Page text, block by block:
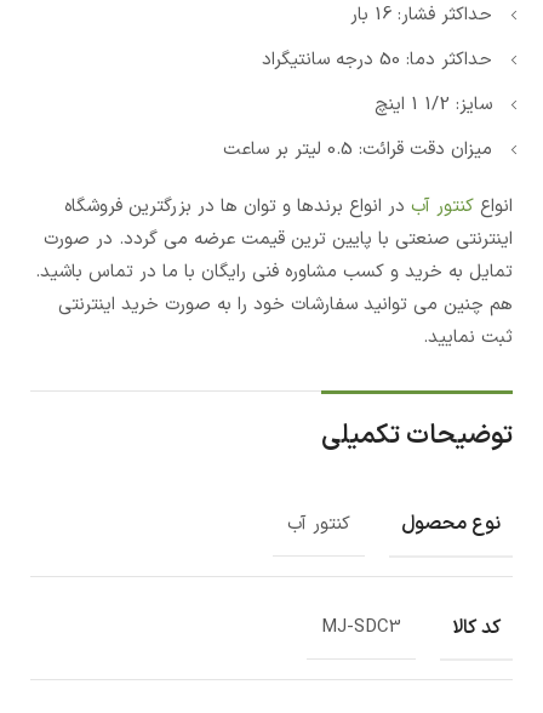
حداکثر فشار: 16 بار
حداکثر دما: 50 درجه سانتیگراد
سایز: 1/2 1 اینچ
میزان دقت قرائت: 0.5 لیتر بر ساعت
انواع کنتور آب در انواع برندها و توان ها در بزرگترین فروشگاه
اینترنتی صنعتی با پایین ترین قیمت عرضه می گردد. در صورت
تمایل به خرید و کسب مشاوره فنی رایگان با ما در تماس باشید.
هم چنین می توانید سفارشات خود را به صورت خرید اینترنتی
ثبت نمایید.
توضیحات تکمیلی
نوع محصول کنتور آب
کد کالا MJ-SDC3